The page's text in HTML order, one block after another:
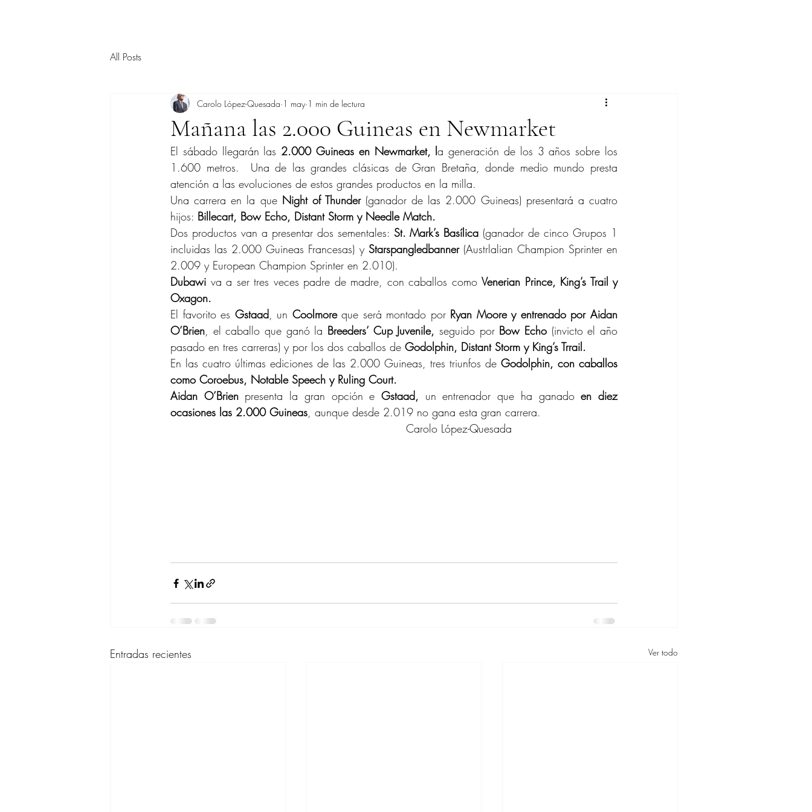
All Posts
Mañana las 2.000 Guineas en Newmarket
Carolo López-Quesada 1 may 1 min de lectura
El sábado llegarán las 2.000 Guineas en Newmarket, la generación de los 3 años sobre los
1.600 metros.  Una de las grandes clásicas de Gran Bretaña, donde medio mundo presta
atención a las evoluciones de estos grandes productos en la milla.
Una carrera en la que Night of Thunder (ganador de las 2.000 Guineas) presentará a cuatro
hijos: Billecart, Bow Echo, Distant Storm y Needle Match.
Dos productos van a presentar dos sementales: St. Mark’s Basílica (ganador de cinco Grupos 1
incluidas las 2.000 Guineas Francesas) y Starspangledbanner (Austrlalian Champion Sprinter en
2.009 y European Champion Sprinter en 2.010).
Dubawi va a ser tres veces padre de madre, con caballos como Venerian Prince, King’s Trail y
Oxagon.
El favorito es Gstaad, un Coolmore que será montado por Ryan Moore y entrenado por Aidan
O’Brien, el caballo que ganó la Breeders’ Cup Juvenile, seguido por Bow Echo (invicto el año
pasado en tres carreras) y por los dos caballos de Godolphin, Distant Storm y King’s Trrail.
En las cuatro últimas ediciones de las 2.000 Guineas, tres triunfos de Godolphin, con caballos
como Coroebus, Notable Speech y Ruling Court.
Aidan O’Brien presenta la gran opción e Gstaad, un entrenador que ha ganado en diez
ocasiones las 2.000 Guineas, aunque desde 2.019 no gana esta gran carrera.
Carolo López-Quesada
Entradas recientes Ver todo